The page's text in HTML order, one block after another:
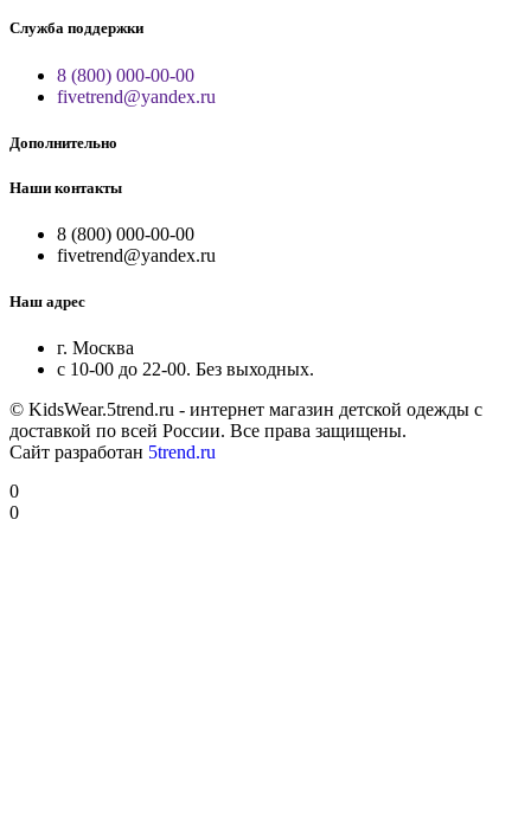
Служба поддержки
8 (800) 000-00-00
fivetrend@yandex.ru
Дополнительно
Наши контакты
8 (800) 000-00-00
fivetrend@yandex.ru
Наш адрес
г. Москва
с 10-00 до 22-00. Без выходных.
© KidsWear.5trend.ru - интернет магазин детской одежды с
доставкой по всей России. Все права защищены.
Сайт разработан 5trend.ru
0
0